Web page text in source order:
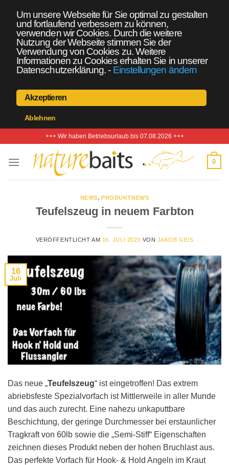
Um unsere Webseite für Sie optimal zu gestalten
und fortlaufend verbessern zu können,
verwenden wir Cookies. Durch die weitere
Nutzung der Webseite stimmen Sie der
Verwendung von Cookies zu. Weitere
Informationen zu Cookies erhalten Sie in unserer
Datenschutzerklärung.- Einstellungen ändern
Akzeptieren
Ablehnen
springen
+++ Wir haben Betriebsurlaub bis 07.08.2026 +++
0
NEWS,PRODUKTNEWS
Teufelszeug in neuem Farbton
VERÖFFENTLICHT AM 16. JULI 2023 VON JAKOB GEIS
16
Juli
Das neue „Teufelszeug“ ist eingetroffen! Das extrem
abriebsfeste Spezialvorfach ist Mittlerweile in aller Munde
und das auch zurecht. Eine nahezu unkaputtbare
Beschichtung, der geringe Durchmesser bei erstaunlicher
Tragkraft von 60lb sowie die „Semi-Stiff“ Eigenschaften
zeichnen dieses Produkt neben der hohen Bruchlast aus.
Das perfekte Vorfach für Hook- & Hold Angeln im Kraut